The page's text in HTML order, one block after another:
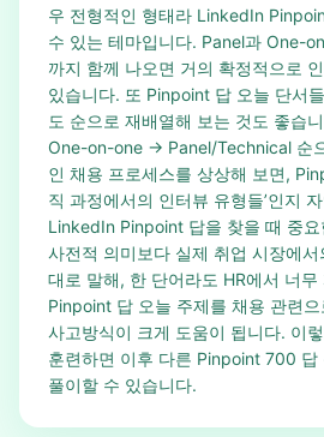
우 전형적인 형태라 LinkedIn
수 있는 테마입니다. Panel과 One-
까지 함께 나오면 거의 확정적으로
있습니다. 또 Pinpoint 답 오늘 단서
도 순으로 재배열해 보는 것도 좋습
One-on-one → Panel/Technical 순
인 채용 프로세스를 상상해 보면,
직 과정에서의 인터뷰 유형들’인지
LinkedIn Pinpoint 답을 찾을 때 중요
사전적 의미보다 실제 취업 시장에
대로 말해, 한 단어라도 HR에서 너
Pinpoint 답 오늘 주제를 채용 관련
사고방식이 크게 도움이 됩니다. 이
훈련하면 이후 다른 Pinpoint 700 답
풀이할 수 있습니다.